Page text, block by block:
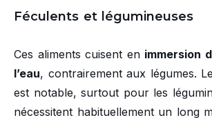
Féculents et légumineuses
Ces aliments cuisent en immersion
l’eau, contrairement aux légumes.
est notable, surtout pour les
nécessitent habituellement un long